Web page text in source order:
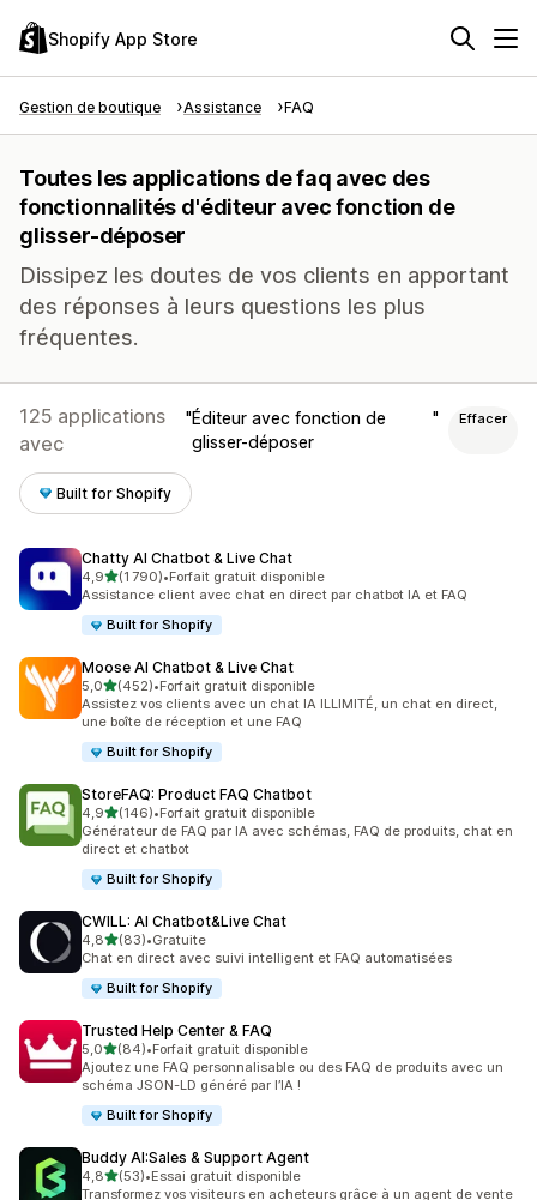
Shopify App Store
Gestion de boutique Assistance FAQ
Toutes les applications de faq avec des
fonctionnalités d'éditeur avec fonction de
glisser-déposer
Dissipez les doutes de vos clients en apportant
des réponses à leurs questions les plus
fréquentes.
125 applications
avec
Éditeur avec fonction de
glisser-déposer
Effacer
Built for Shopify
Chatty AI Chatbot & Live Chat
4,9étoile(s) sur 5
(1 790)
1790 avis au total
•Forfait gratuit disponible
Assistance client avec chat en direct par chatbot IA et FAQ
Built for Shopify
Moose AI Chatbot & Live Chat
5,0étoile(s) sur 5
(452)
452 avis au total
•Forfait gratuit disponible
Assistez vos clients avec un chat IA ILLIMITÉ, un chat en direct,
une boîte de réception et une FAQ
Built for Shopify
StoreFAQ: Product FAQ Chatbot
4,9étoile(s) sur 5
(146)
146 avis au total
•Forfait gratuit disponible
Générateur de FAQ par IA avec schémas, FAQ de produits, chat en
direct et chatbot
Built for Shopify
CWILL: AI Chatbot&Live Chat
4,8étoile(s) sur 5
(83)
83 avis au total
•Gratuite
Chat en direct avec suivi intelligent et FAQ automatisées
Built for Shopify
Trusted Help Center & FAQ
5,0étoile(s) sur 5
(84)
84 avis au total
•Forfait gratuit disponible
Ajoutez une FAQ personnalisable ou des FAQ de produits avec un
schéma JSON-LD généré par l’IA !
Built for Shopify
Buddy AI:Sales & Support Agent
4,8étoile(s) sur 5
(53)
53 avis au total
•Essai gratuit disponible
Transformez vos visiteurs en acheteurs grâce à un agent de vente